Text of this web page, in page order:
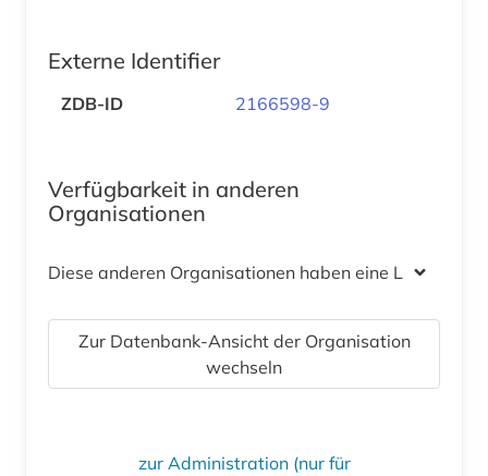
Externe Identifier
ZDB-ID 2166598-9
Verfügbarkeit in anderen
Organisationen
Diese anderen Organisationen haben eine Lizenz
Zur Datenbank-Ansicht der Organisation
wechseln
zur Administration (nur für